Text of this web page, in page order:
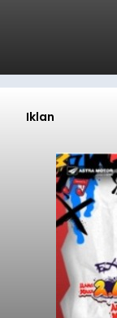
Iklan
Lonjakan
2 HMC
Edisi ke-12